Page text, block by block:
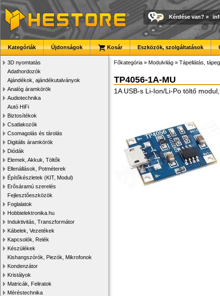
Kérdése van? »
Kategóriák Újdonságok Kosár Eszközök, szolgáltatások
3D nyomtatás
Adathordozók
Ajándékok, ajándékutalványok
Analóg áramkörök
Audiotechnika
Autó HiFi
Biztosítékok
Csatlakozók
Csomagolás és tárolás
Digitális áramkörök
Diódák
Elemek, Akkuk, Töltők
Ellenállások, Potméterek
Építőkészletek (KIT, Modul)
Erősáramú szerelés
Fejlesztőeszközök
Foglalatok
Hobbielektronika.hu
Induktivitás, Transzformátor
Kábelek, Vezetékek
Kapcsolók, Relék
Készülékek
Kishangszórók, Piezók, Mikrofonok
Kondenzátor
Kristályok
Matricák, Feliratok
Méréstechnika
Főkategória » Modulvilág » Tápellátás,
TP4056-1A-MU
1A USB-s Li-Ion/Li-Po töltő